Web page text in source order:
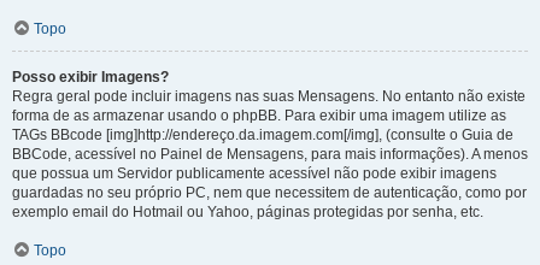
Topo
Posso exibir Imagens?
Regra geral pode incluir imagens nas suas Mensagens. No entanto não existe
forma de as armazenar usando o phpBB. Para exibir uma imagem utilize as
TAGs BBcode [img]http://endereço.da.imagem.com[/img], (consulte o Guia de
BBCode, acessível no Painel de Mensagens, para mais informações). A menos
que possua um Servidor publicamente acessível não pode exibir imagens
guardadas no seu próprio PC, nem que necessitem de autenticação, como por
exemplo email do Hotmail ou Yahoo, páginas protegidas por senha, etc.
Topo